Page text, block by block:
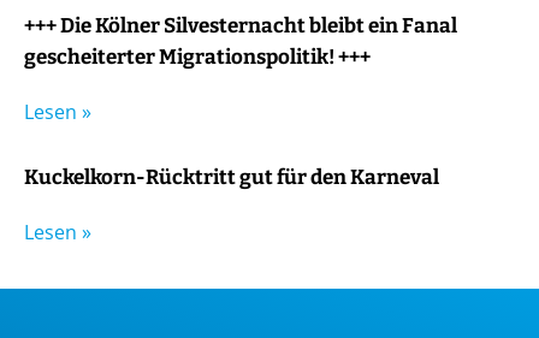
+++ Die Kölner Silvesternacht bleibt ein Fanal
gescheiterter Migrationspolitik! +++
Lesen »
Kuckelkorn-Rücktritt gut für den Karneval
Lesen »